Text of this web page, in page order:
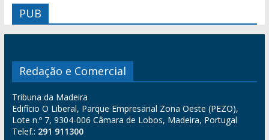
PUB
Redação e Comercial
Tribuna da Madeira
Edifício O Liberal, Parque Empresarial Zona Oeste (PEZO),
Lote n.º 7, 9304-006 Câmara de Lobos, Madeira, Portugal
Telef.: 291 911300